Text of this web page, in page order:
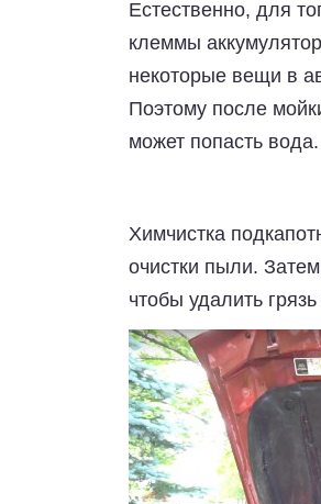
Естественно, для
клеммы
некоторые вещи в
Поэтому после
может попасть вода.
Химчистка
очистки пыли.
чтобы удалить